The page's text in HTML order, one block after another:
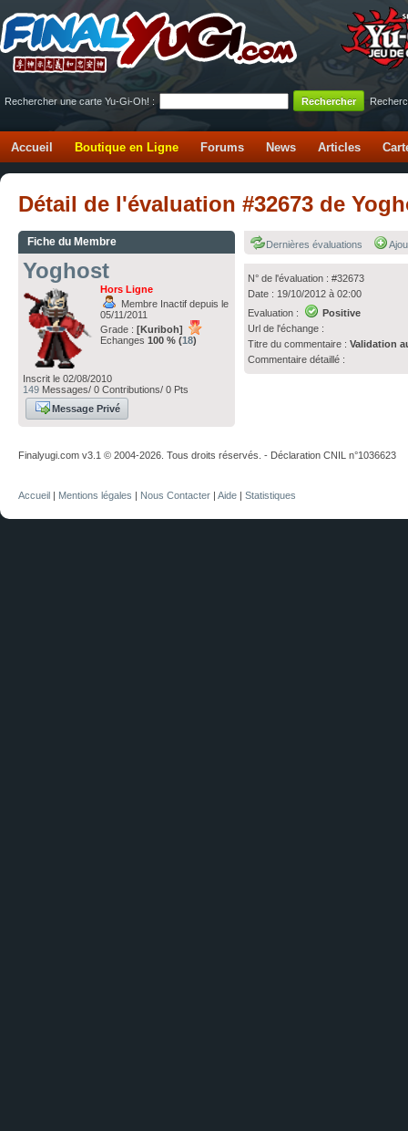
Rechercher une carte Yu-Gi-Oh! :
Accueil Boutique en Ligne Forums News Articles
Détail de l'évaluation #32673 de
Fiche du Membre
Yoghost
Hors Ligne
Membre Inactif depuis le
05/11/2011
Grade : [Kuriboh]
Echanges 100 % (18)
Inscrit le 02/08/2010
149 Messages/ 0 Contributions/ 0 Pts
Message Privé
Dernières évaluations
N° de l'évaluation : #32673
Date : 19/10/2012 à 02:00
Evaluation :
Positive
Url de l'échange :
Titre du commentaire :Validation
Commentaire détaillé :
Finalyugi.com v3.1 © 2004-2026. Tous droits réservés. - Déclaration CNIL n°1036623
Accueil Mentions légales Nous Contacter Aide Statistiques